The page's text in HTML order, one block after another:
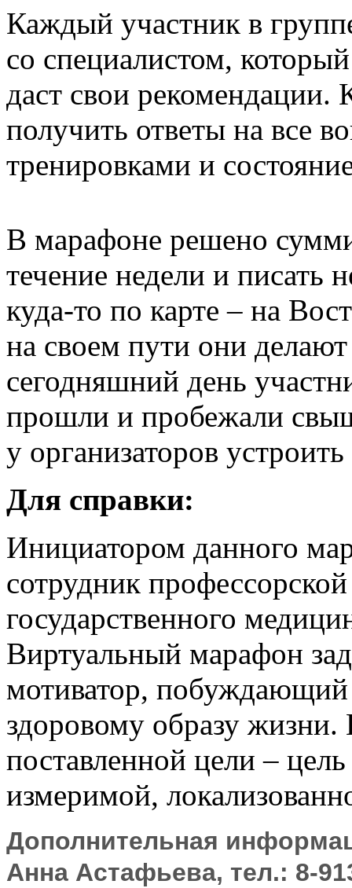
Каждый участник в
со специалистом,
даст свои
получить ответы на все
тренировками и
В марафоне решено
течение недели и писать
куда-то по карте – на
на своем пути они
сегодняшний день
прошли и пробежали
у организаторов
Для справки:
Инициатором данного
сотрудник
государственного
Виртуальный марафон
мотиватор, побуждающий
здоровому образу жизни.
поставленной цели –
измеримой,
Дополнительная
Анна Астафьева, тел.: 8-